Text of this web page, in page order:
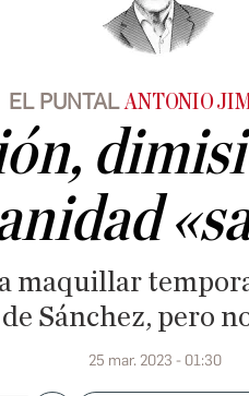
EL PUNTAL ANTONIO
maquillar
Sánchez, pero
25 mar. 2023 - 01:30